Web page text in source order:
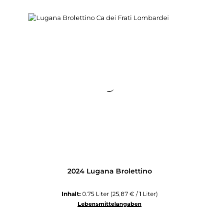
2024 Lugana Brolettino
Inhalt: 0.75 Liter (25,87 € / 1 Liter)
Lebensmittelangaben